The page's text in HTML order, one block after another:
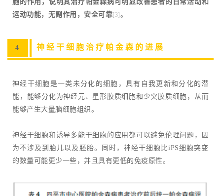
胞的作用，说明其治疗帕金森病可明显改善患者的日常活动和
运动功能，无副作用，安全可靠[3] 。
4 神经干细胞治疗帕金森的进展
神经干细胞是一类未分化的细胞，具有自我更新和分化的潜
能，能够分化为神经元、星形胶质细胞和少突胶质细胞，从而
能够产生大量脑细胞组织。
神经干细胞和诱导多能干细胞的应用都可以避免伦理问题，因
为不涉及到胎儿以及胚胎。同时，神经干细胞比iPS细胞突变
的数量可能更少一些，并且具有更低的免疫原性。